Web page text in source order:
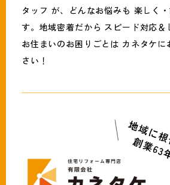
タッフ が、どんなお悩みも 楽しく
す。地域密着だから スピード対応＆
お住まいのお困りごとは カネタケに
さい！